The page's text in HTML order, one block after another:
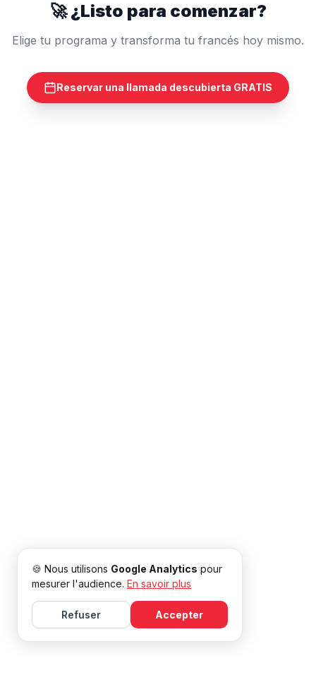
🚀¿Listo para comenzar?
Elige tu programa y transforma tu francés hoy mismo.
Reservar una llamada descubierta GRATIS
🍪 Nous utilisons Google Analytics pour
mesurer l'audience. En savoir plus
Refuser Accepter